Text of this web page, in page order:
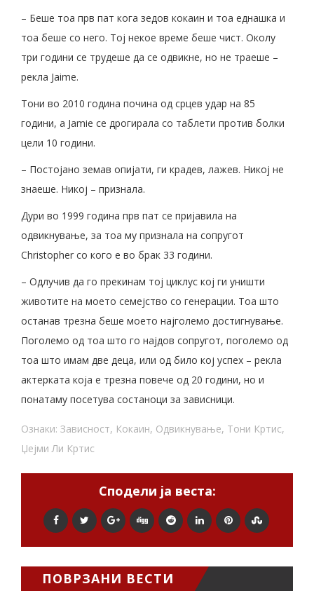
– Беше тоа прв пат кога зедов кокаин и тоа еднашка и
тоа беше со него. Тој некое време беше чист. Околу
три години се трудеше да се одвикне, но не траеше –
рекла Jaime.
Тони во 2010 година почина од срцев удар на 85
години, а Jamie се дрогирала со таблети против болки
цели 10 години.
– Постојано земав опијати, ги крадев, лажев. Никој не
знаеше. Никој – признала.
Дури во 1999 година прв пат се пријавила на
одвикнување, за тоа му признала на сопругот
Christopher со кого е во брак 33 години.
– Одлучив да го прекинам тој циклус кој ги уништи
животите на моето семејство со генерации. Тоа што
останав трезна беше моето најголемо достигнување.
Поголемо од тоа што го најдов сопругот, поголемо од
тоа што имам две деца, или од било кој успех – рекла
актерката која е трезна повече од 20 години, но и
понатаму посетува состаноци за зависници.
Ознаки: Зависност, Кокаин, Одвикнување, Тони Кртис,
Џејми Ли Кртис
Сподели ја веста:
ПОВРЗАНИ ВЕСТИ